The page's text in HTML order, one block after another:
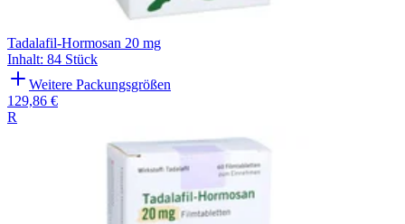
Tadalafil-Hormosan 20 mg
Inhalt: 84 Stück
Weitere Packungsgrößen
129,86 €
R